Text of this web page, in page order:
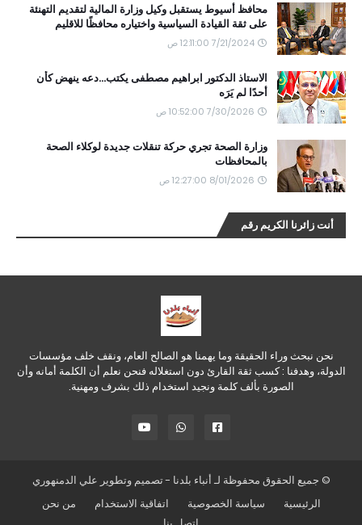
محافظ أسيوط يستقبل وكيل وزارة المالية لتقديم التهنئة
على ثقة القيادة السياسية واختياره محافظًا للاقليم
7/21/2024 12:11:00 ص
الاستاذ الدكتور ابراهيم مصطفى يكتب...دعه ينهض كأن
أحدًا لم يَرَه
7/30/2026 10:52:00 ص
وزارة الصحة تجري حركة تنقلات جديدة لوكلاء الصحة
بالمحافظات
8/01/2026 12:27:00 ص
أنت زائرنا الكريم رقم
نحن نبحث وراء الحقيقة وما يهمنا هو الصالح العام، ونقف خلف مؤسسات
الدولة، وهدفنا : كسب ثقة القارئ دون استغلاله فنحن نعلم أن الكلمة أمانه وأن
الصورة بألف كلمة ونجيد استخدام ذلك بشرف ومهنية.
© جميع الحقوق محفوظة لـ أنباء بلدنا - تصميم وتطوير علي الدمنهوري
الرئيسية
سياسة الخصوصية اتفاقية الاستخدام
من نحن